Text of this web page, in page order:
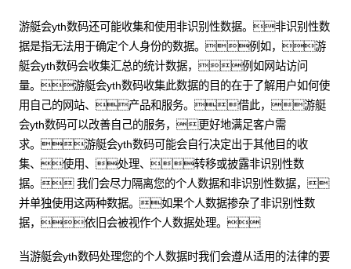
游艇会yth数码还可能收集和使用非识别性数据。非识别性数
据是指无法用于确定个人身份的数据。例如，游
艇会yth数码会收集汇总的统计数据，例如网站访问
量。游艇会yth数码收集此数据的目的在于了解用户如何使
用自己的网站、产品和服务。借此，游艇
会yth数码可以改善自己的服务，更好地满足客户需
求。游艇会yth数码可能会自行决定出于其他目的收
集、使用、处理、转移或披露非识别性数
据。 我们会尽力隔离您的个人数据和非识别性数据，
并单独使用这两种数据。如果个人数据掺杂了非识别性数
据，依旧会被视作个人数据处理。
当游艇会yth数码处理您的个人数据时我们会遵从适用的法律的要